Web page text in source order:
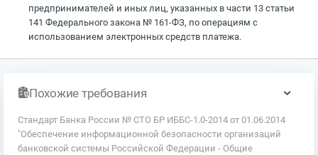
предпринимателей и иных лиц, указанных в части 13 статьи
141 Федерального закона № 161-ФЗ, по операциям с
использованием электронных средств платежа.
Похожие требования
Стандарт Банка России № СТО БР ИББС-1.0-2014 от 01.06.2014
"Обеспечение информационной безопасности организаций
банковской системы Российской Федерации - Общие